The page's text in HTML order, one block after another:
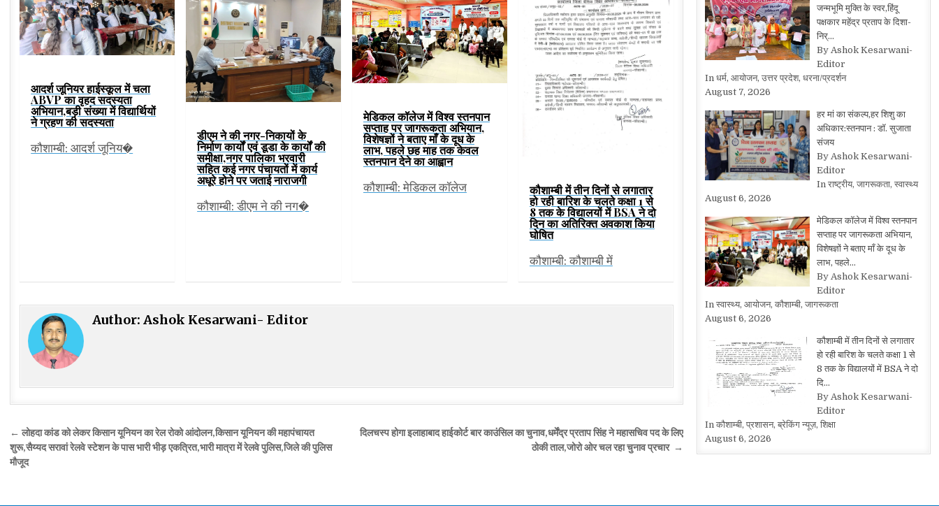
आदर्श जूनियर हाईस्कूल में चला
ABVP का वृहद सदस्यता
अभियान,बड़ी संख्या में विद्यार्थियों
ने ग्रहण की सदस्यता
कौशाम्बी: आदर्श जूनिय�
डीएम ने की नगर-निकायों के
निर्माण कार्यों एवं डूडा के कार्यों की
समीक्षा,नगर पालिका भरवारी
सहित कई नगर पंचायतों में कार्य
अधूरे होने पर जताई नाराजगी
कौशाम्बी: डीएम ने की नग�
मेडिकल कॉलेज में विश्व स्तनपान
सप्ताह पर जागरूकता अभियान,
विशेषज्ञों ने बताए माँ के दूध के
लाभ, पहले छह माह तक केवल
स्तनपान देने का आह्वान
कौशाम्बी: मेडिकल कॉलेज कौशाम्बी में तीन दिनों से लगातार
हो रही बारिश के चलते कक्षा 1 से
8 तक के विद्यालयों में BSA ने दो
दिन का अतिरिक्त अवकाश किया
घोषित
कौशाम्बी: कौशाम्बी में
Author:Ashok Kesarwani- Editor
Post
navigation
दिलचस्प होगा इलाहाबाद हाईकोर्ट बार काउंसिल का चुनाव,धर्मेंद्र प्रताप सिंह ने महासचिव पद के लिए
ठोकी ताल,जोरो ओर चल रहा चुनाव प्रचार →
← लोहदा कांड को लेकर किसान यूनियन का रेल रोको आंदोलन,किसान यूनियन की महापंचायत
शुरू,सैय्यद सरावां रेलवे स्टेशन के पास भारी भीड़ एकत्रित,भारी मात्रा में रेलवे पुलिस,जिले की पुलिस
मौजूद
जन्मभूमि मुक्ति के स्वर,हिंदू
पक्षकार महेंद्र प्रताप के दिशा-
निर्…
By Ashok Kesarwani-
Editor
In धर्म, आयोजन, उत्तर प्रदेश, धरना/प्रदर्शन
August 7, 2026
हर मां का संकल्प,हर शिशु का
अधिकार:स्तनपान : डॉ. सुजाता
संजय
By Ashok Kesarwani-
Editor
In राष्ट्रीय, जागरूकता, स्वास्थ्य
August 6, 2026
मेडिकल कॉलेज में विश्व स्तनपान
सप्ताह पर जागरूकता अभियान,
विशेषज्ञों ने बताए माँ के दूध के
लाभ, पहले…
By Ashok Kesarwani-
Editor
In स्वास्थ्य, आयोजन, कौशाम्बी, जागरूकता
August 6, 2026
कौशाम्बी में तीन दिनों से लगातार
हो रही बारिश के चलते कक्षा 1 से
8 तक के विद्यालयों में BSA ने दो
दि…
By Ashok Kesarwani-
Editor
In कौशाम्बी, प्रशासन, ब्रेकिंग न्यूज़, शिक्षा
August 6, 2026